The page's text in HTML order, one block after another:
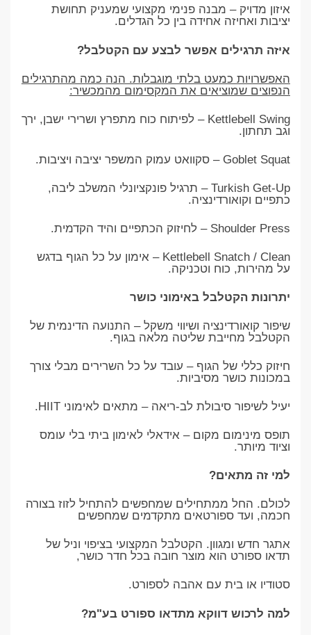
איזון מדויק – מבנה פנימי מקצועי שמעניק תחושת
יציבות ואחיזה אחידה בין כל הגדלים.
איזה תרגילים אפשר לבצע עם הקטלבל?
האפשרויות כמעט בלתי מוגבלות. הנה כמה מהתרגילים
הנפוצים שמוציאים את המקסימום מהמכשיר:
Kettlebell Swing – לפיתוח כוח מתפרץ ושרירי ישבן, ירך
וגב תחתון.
Goblet Squat – סקוואט עמוק המשפר יציבה ויציבות.
Turkish Get-Up – תרגיל פונקציונלי המשלב ליבה,
כתפיים וקואורדינציה.
Shoulder Press – לחיזוק הכתפיים והיד הקדמית.
Kettlebell Snatch / Clean – אימון על כל הגוף בדגש
על מהירות, כוח וטכניקה.
יתרונות הקטלבל באימוני כושר
שיפור קואורדינציה ושיווי משקל – התנועה הדינמית של
הקטלבל מחייבת שליטה מלאה בגוף.
חיזוק כללי של הגוף – עובד על כל השרירים מבלי צורך
במכונות כושר מסיביות.
יעיל לשיפור סיבולת לב-ריאה – מתאים לאימוני HIIT.
תופס מינימום מקום – אידאלי לאימון ביתי בלי עומס
וציוד מיותר.
למי זה מתאים?
לכולם. החל ממתחילים שמחפשים להתחיל לזוז בצורה
חכמה, ועד ספורטאים מתקדמים שמחפשים
אתגר חדש ומגוון. הקטלבל המקצועי בציפוי וניל של
תדאו ספורט הוא מוצר חובה בכל חדר כושר,
סטודיו או בית עם אהבה לספורט.
למה לרכוש דווקא מתדאו ספורט בע"מ?